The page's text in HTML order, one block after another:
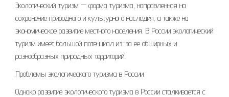
Экологический туризм — форма туризма, направленная на
сохранение природного и культурного наследия, а также на
экономическое развитие местного населения. В России экологический
туризм имеет большой потенциал из-за ее обширных и
разнообразных природных территорий.
Проблемы экологического туризма в России
Однако развитие экологического туризма в России сталкивается с